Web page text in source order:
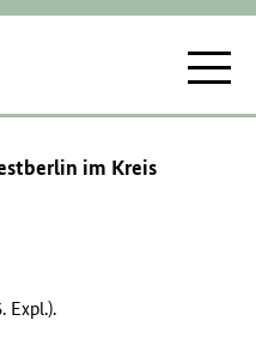
im Kreis
Expl.).